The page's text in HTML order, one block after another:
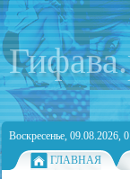
Воскресенье, 09.08.2026,
ГЛАВНАЯ